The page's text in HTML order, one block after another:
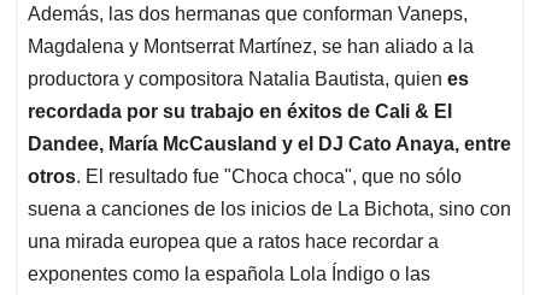
Además, las dos hermanas que conforman Vaneps,
Magdalena y Montserrat Martínez, se han aliado a la
productora y compositora Natalia Bautista, quien es
recordada por su trabajo en éxitos de Cali & El
Dandee, María McCausland y el DJ Cato Anaya, entre
otros. El resultado fue "Choca choca", que no sólo
suena a canciones de los inicios de La Bichota, sino con
una mirada europea que a ratos hace recordar a
exponentes como la española Lola Índigo o las